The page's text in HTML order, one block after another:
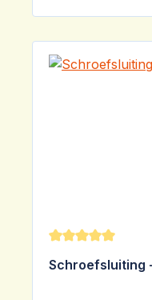
Gemiddelde
Schroefsluiting